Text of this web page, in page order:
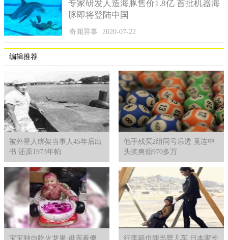
专家研发人造海豚售价1.8亿 首批机器海
豚即将登陆中国
奇闻异事 2020-07-22
编辑推荐
被外星人绑架当事人45年后出
书 还原1973年帕
他手残买2组同号乐透 竟连中
头奖爽领970多万
宝宝独自吃火龙果 母亲看傻 行李箱也能当婴儿车 日本家长